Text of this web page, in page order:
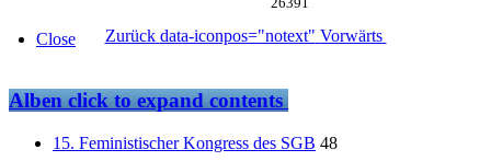
Zurück data-iconpos="notext" Vorwärts
Close
Albenclick to expand contents
15. Feministischer Kongress des SGB 48